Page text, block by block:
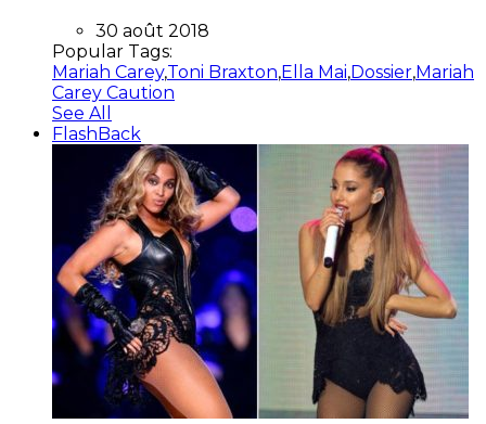
30 août 2018
Popular Tags:
Mariah Carey,Toni Braxton,Ella Mai,Dossier,Mariah
Carey Caution
See All
FlashBack